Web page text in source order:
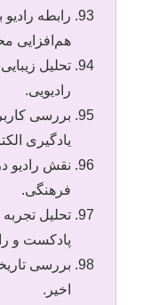
رابطه
هم‌افزایی
تحلیل
رادیویی.
بررسی
یادگیری
نقش رادیو
فرهنگی.
پادکست و
بررسی
اخیر.